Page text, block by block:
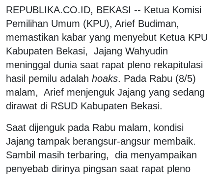
REPUBLIKA.CO.ID, BEKASI -- Ketua Komisi
Pemilihan Umum (KPU), Arief Budiman,
memastikan kabar yang menyebut Ketua KPU
Kabupaten Bekasi, Jajang Wahyudin
meninggal dunia saat rapat pleno rekapitulasi
hasil pemilu adalah hoaks. Pada Rabu (8/5)
malam, Arief menjenguk Jajang yang sedang
dirawat di RSUD Kabupaten Bekasi.
Saat dijenguk pada Rabu malam, kondisi
Jajang tampak berangsur-angsur membaik.
Sambil masih terbaring, dia menyampaikan
penyebab dirinya pingsan saat rapat pleno